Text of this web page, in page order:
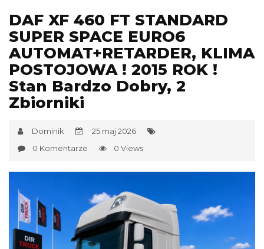
DAF XF 460 FT STANDARD
SUPER SPACE EURO6
AUTOMAT+RETARDER, KLIMA
POSTOJOWA ! 2015 ROK !
Stan Bardzo Dobry, 2
Zbiorniki
Dominik
25 maj 2026
0 Komentarze
0 Views